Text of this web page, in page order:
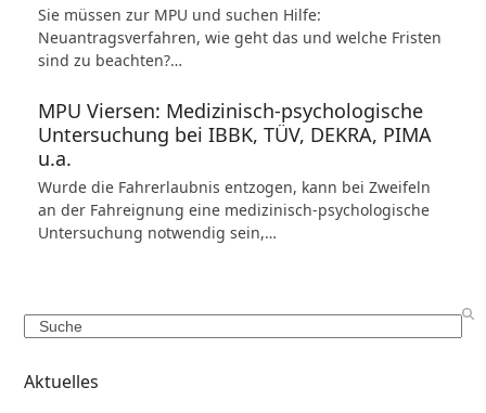
Sie müssen zur MPU und suchen Hilfe:
Neuantragsverfahren, wie geht das und welche Fristen
sind zu beachten?…
MPU Viersen: Medizinisch-psychologische
Untersuchung bei IBBK, TÜV, DEKRA, PIMA
u.a.
Wurde die Fahrerlaubnis entzogen, kann bei Zweifeln
an der Fahreignung eine medizinisch-psychologische
Untersuchung notwendig sein,…
Search
Aktuelles